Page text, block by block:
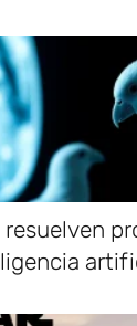
resuelven